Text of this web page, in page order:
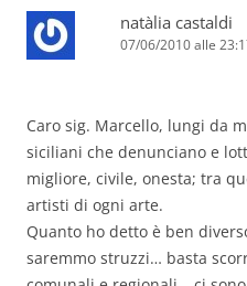
natàlia castaldi
07/06/2010 alle
Caro sig. Marcello, lungi da
siciliani che denunciano e
migliore, civile, onesta; tra
artisti di ogni arte.
Quanto ho detto è ben
saremmo struzzi… basta